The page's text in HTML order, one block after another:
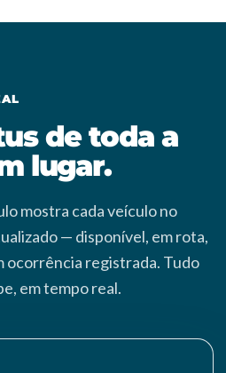
de toda a
lugar.
mostra cada veículo no
— disponível, em rota,
ocorrência registrada. Tudo
em tempo real.
2